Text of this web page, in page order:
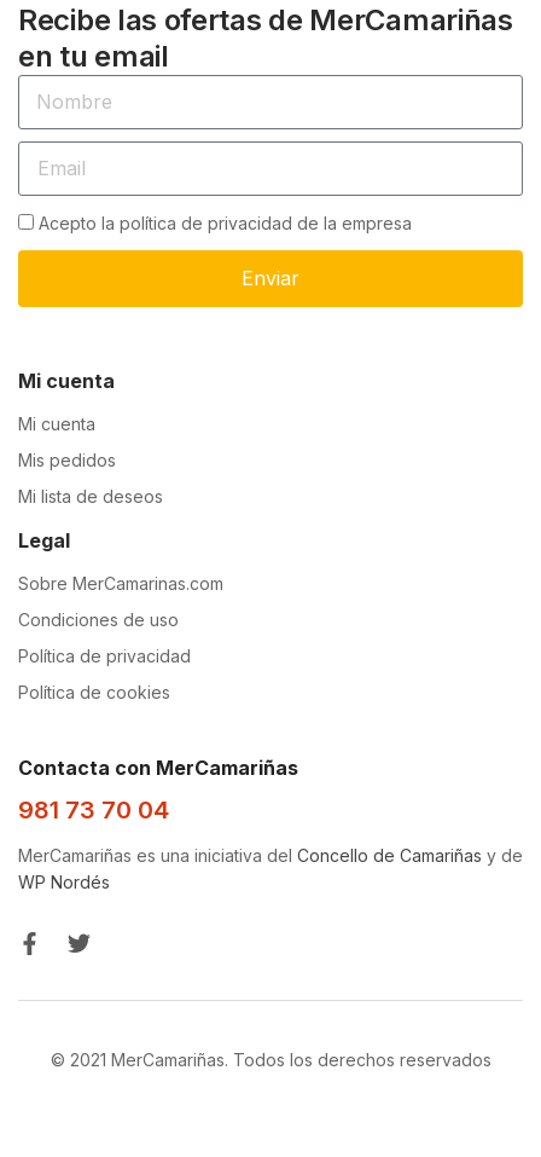
Recibe las ofertas de MerCamariñas
en tu email
Acepto la política de privacidad de la empresa
Enviar
Mi cuenta
Mi cuenta
Mis pedidos
Mi lista de deseos
Legal
Sobre MerCamarinas.com
Condiciones de uso
Política de privacidad
Política de cookies
Contacta con MerCamariñas
981 73 70 04
MerCamariñas es una iniciativa del Concello de Camariñas y de
WP Nordés
© 2021 MerCamariñas. Todos los derechos reservados